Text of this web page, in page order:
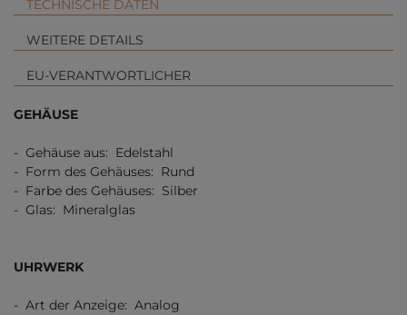
TECHNISCHE DATEN
WEITERE DETAILS
EU-VERANTWORTLICHER
GEHÄUSE
- Gehäuse aus: Edelstahl
- Form des Gehäuses: Rund
- Farbe des Gehäuses: Silber
- Glas: Mineralglas
UHRWERK
- Art der Anzeige: Analog